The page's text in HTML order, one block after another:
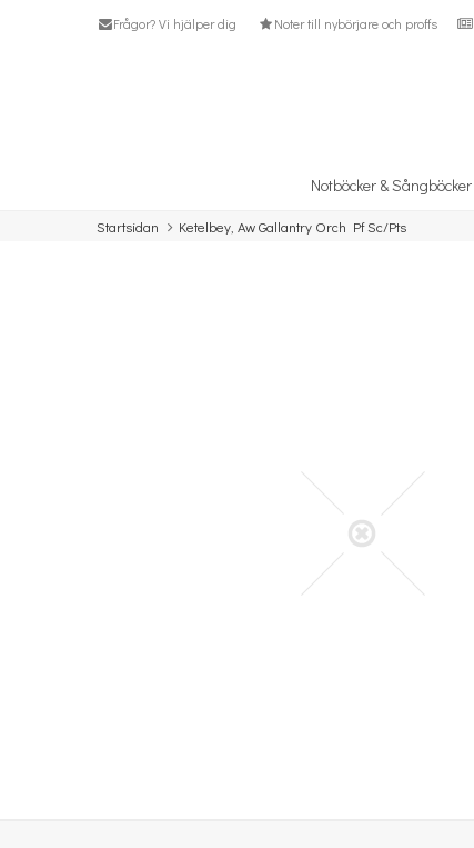
Frågor? Vi hjälper dig Noter till nybörjare och proffs
Notböcker & Sångböcker
Startsidan Ketelbey, Aw Gallantry Orch Pf Sc/Pts